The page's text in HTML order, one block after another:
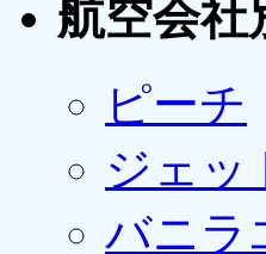
航空会社
ピーチ
ジェッ
バニラ